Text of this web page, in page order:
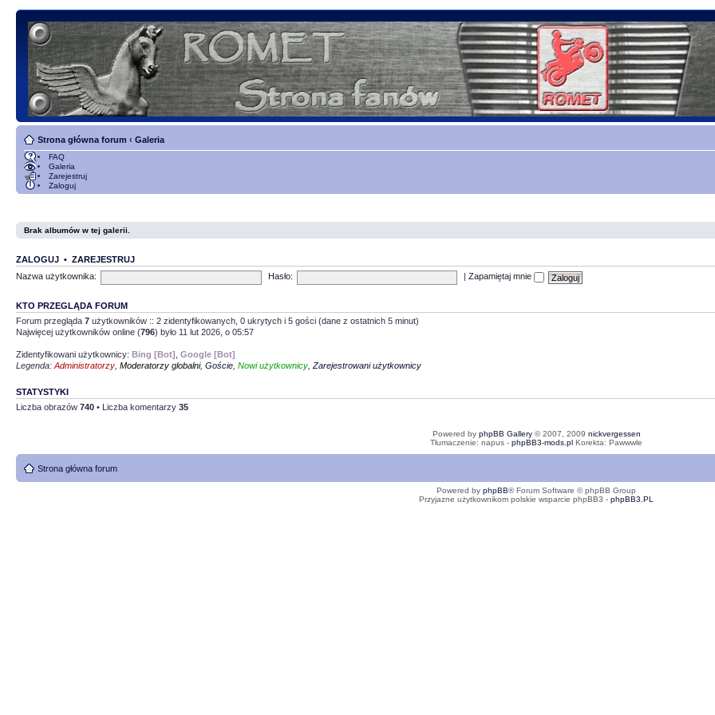
Strona główna forum ‹ Galeria
FAQ
Galeria
Zarejestruj
Zaloguj
Brak albumów w tej galerii.
ZALOGUJ • ZAREJESTRUJ
Nazwa użytkownika:
Hasło: |Zapamiętaj mnie
KTO PRZEGLĄDA FORUM
Forum przegląda 7 użytkowników :: 2 zidentyfikowanych, 0 ukrytych i 5 gości (dane z ostatnich 5 minut)
Najwięcej użytkowników online (796) było 11 lut 2026, o 05:57
Zidentyfikowani użytkownicy: Bing [Bot] Google [Bot]
Legenda: Administratorzy Moderatorzy globalni, Goście Nowi użytkownicy Zarejestrowani użytkownicy
STATYSTYKI
Liczba obrazów 740 • Liczba komentarzy 35
Powered by phpBB Gallery© 2007, 2009 nickvergessen
Tłumaczenie: napus - phpBB3-mods.pl Korekta: Pawwwle
Strona główna forum
Powered by phpBB® Forum Software © phpBB Group
Przyjazne użytkownikom polskie wsparcie phpBB3 - phpBB3.PL